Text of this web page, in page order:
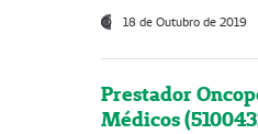
18 de Outubro de 2019
Prestador
Médicos